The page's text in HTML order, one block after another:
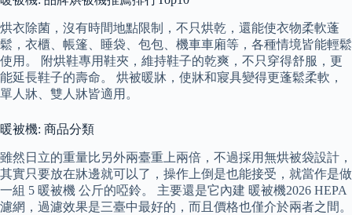
烘衣除菌，沒有時間地點限制，不只烘乾，還能使衣物柔軟蓬
鬆，衣櫃、帳篷、睡袋、包包、機車車廂等，各種情境皆能輕鬆
使用。 附烘鞋專用鞋夾，維持鞋子的乾爽，不只穿得舒服，更
能延長鞋子的壽命。 烘被暖牀，使牀和寢具變得更蓬鬆柔軟，
單人牀、雙人牀皆適用。
暖被機: 商品分類
雖然日立的重量比另外兩臺重上兩倍，不過採用無烘被袋設計，
其實只要放在牀邊就可以了，操作上倒是也能接受，就當作是做
一組 5 暖被機 公斤的啞鈴。 主要還是它內建 暖被機2026 HEPA
濾網，過濾效果是三臺中最好的，而且價格也僅介於兩者之間。